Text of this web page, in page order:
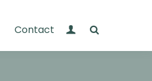
Contact Mijn Wandelnet